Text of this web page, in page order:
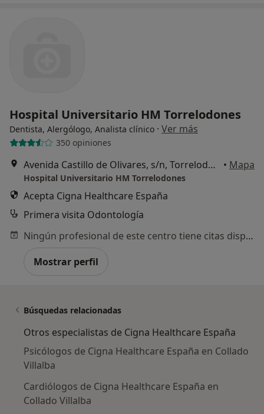
Hospital Universitario HM Torrelodones
Dentista, Alergólogo, Analista clínico · Ver más
350 opiniones
Avenida Castillo de Olivares, s/n, Torrelodones • Mapa
Hospital Universitario HM Torrelodones
Acepta Cigna Healthcare España
Primera visita Odontología
Ningún profesional de este centro tiene citas disponibles
Mostrar perfil
Búsquedas relacionadas
Otros especialistas de Cigna Healthcare España
Psicólogos de Cigna Healthcare España en Collado
Villalba
Cardiólogos de Cigna Healthcare España en
Collado Villalba